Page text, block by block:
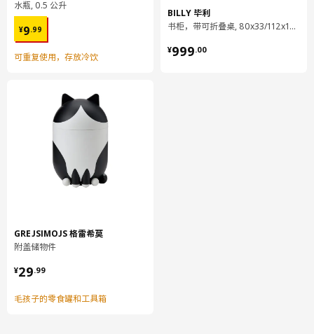
料这一目标迈出的重要一步。
水瓶, 0.5 公升
¥9.99
¥ 9.99
可重复使用，存放冷饮
GREJSIMOJS 格雷希莫
附盖储物件
¥29.99
¥ 29.99
毛孩子的零食罐和工具箱
BILLY 毕利
书柜，带可折叠桌, 80x33/112x106 厘米
¥999.00
¥ 999.00